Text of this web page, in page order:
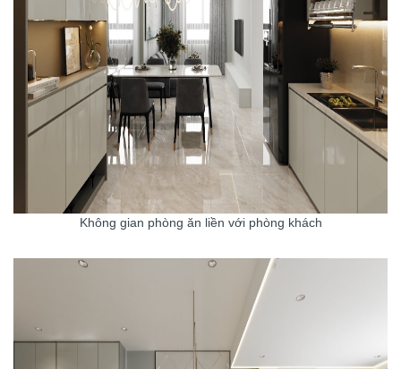
Không gian phòng ăn liền với phòng khách